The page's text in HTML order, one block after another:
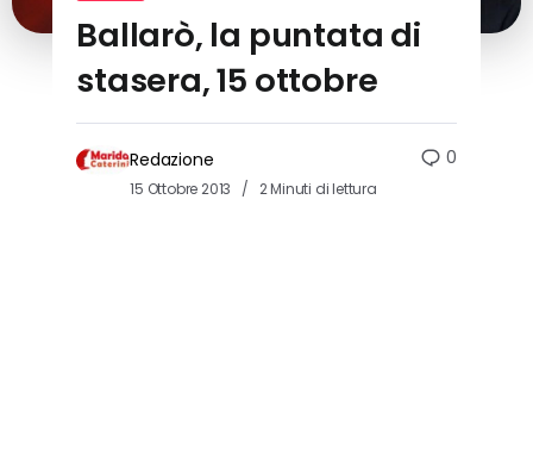
Ballarò, la puntata di
stasera, 15 ottobre
Redazione
15 Ottobre 2013 2 Minuti di lettura
0